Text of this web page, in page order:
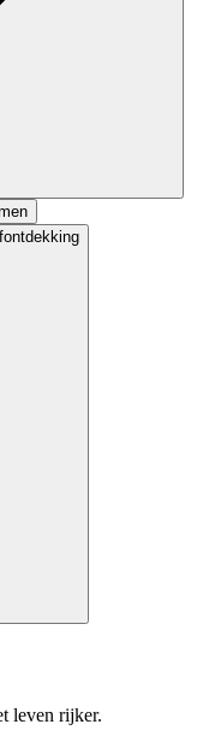
leven rijker.